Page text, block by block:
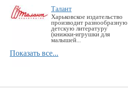
Талант
Харьковское издательство
производит разнообразную
детскую литературу
(книжки-игрушки для
малышей...
Показать все...